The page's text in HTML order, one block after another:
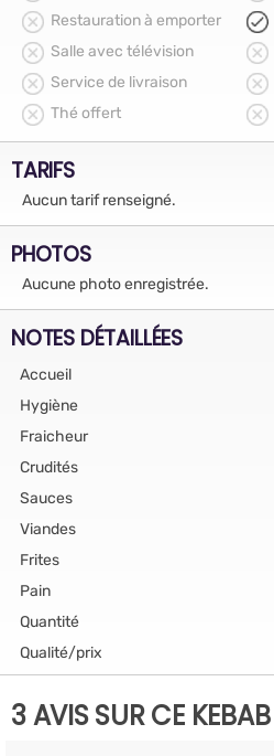
Restauration à emporter
Salle avec télévision
Service de livraison
Thé offert
TARIFS
Aucun tarif renseigné.
PHOTOS
Aucune photo enregistrée.
NOTES DÉTAILLÉES
Accueil
Hygiène
Fraicheur
Crudités
Sauces
Viandes
Frites
Pain
Quantité
Qualité/prix
3 AVIS SUR CE KEBAB